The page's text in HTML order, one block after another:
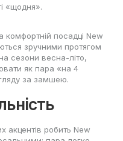
«щодня».
комфортній посадці New
зручними протягом
сезони весна-літо,
як пара «на 4
за замшею.
акцентів робить New